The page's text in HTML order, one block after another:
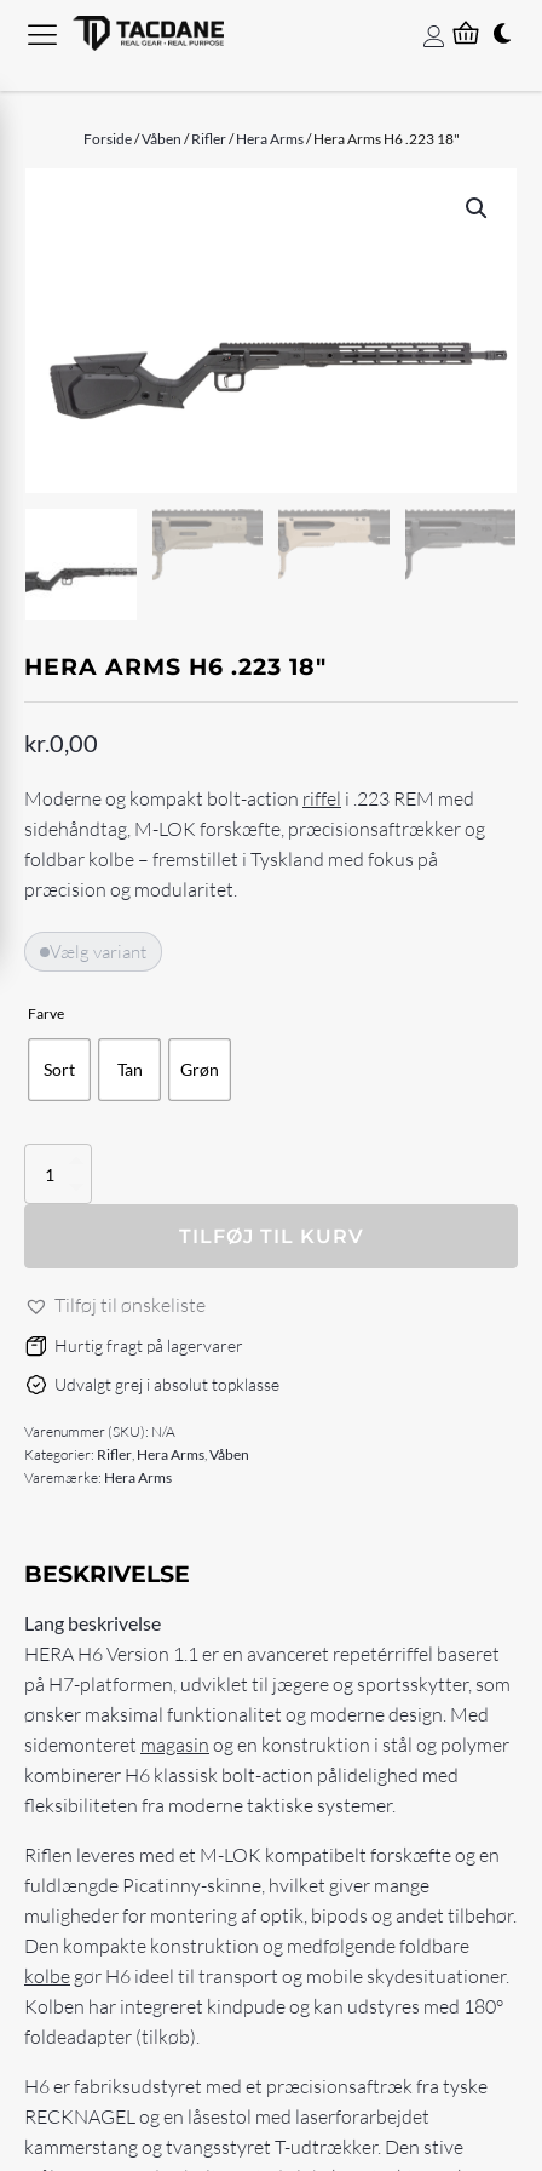
Forside/Våben /Rifler/Hera Arms/ Hera Arms H6 .223 18"
HERA ARMS H6 .223 18"
kr.0,00
Moderne og kompakt bolt-action riffel i .223 REM med
sidehåndtag, M-LOK forskæfte, præcisionsaftrækker og
foldbar kolbe – fremstillet i Tyskland med fokus på
præcision og modularitet.
Vælg variant
Farve
Sort Tan Grøn
Hera
H6
TILFØJ TIL KURV
Tilføj til ønskeliste
Hurtig fragt på lagervarer
Udvalgt grej i absolut topklasse
Varenummer (SKU): N/A
Kategorier: Rifler Hera Arms Våben
Varemærke: Hera Arms
BESKRIVELSE
Lang beskrivelse
HERA H6 Version 1.1 er en avanceret repetérriffel baseret
på H7-platformen, udviklet til jægere og sportsskytter, som
ønsker maksimal funktionalitet og moderne design. Med
sidemonteret magasin og en konstruktion i stål og polymer
kombinerer H6 klassisk bolt-action pålidelighed med
fleksibiliteten fra moderne taktiske systemer.
Riflen leveres med et M-LOK kompatibelt forskæfte og en
fuldlængde Picatinny-skinne, hvilket giver mange
muligheder for montering af optik, bipods og andet tilbehør.
Den kompakte konstruktion og medfølgende foldbare
kolbe gør H6 ideel til transport og mobile skydesituationer.
Kolben har integreret kindpude og kan udstyres med 180°
foldeadapter (tilkøb).
H6 er fabriksudstyret med et præcisionsaftræk fra tyske
RECKNAGEL og en låsestol med laserforarbejdet
kammerstang og tvangsstyret T-udtrækker. Den stive